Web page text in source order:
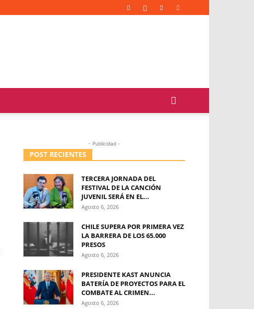
- Publicidad -
POST RECIENTES
TERCERA JORNADA DEL
FESTIVAL DE LA CANCIÓN
JUVENIL SERÁ EN EL...
Agosto 6, 2026
CHILE SUPERA POR PRIMERA VEZ
LA BARRERA DE LOS 65.000
PRESOS
Agosto 6, 2026
PRESIDENTE KAST ANUNCIA
BATERÍA DE PROYECTOS PARA EL
COMBATE AL CRIMEN...
Agosto 6, 2026